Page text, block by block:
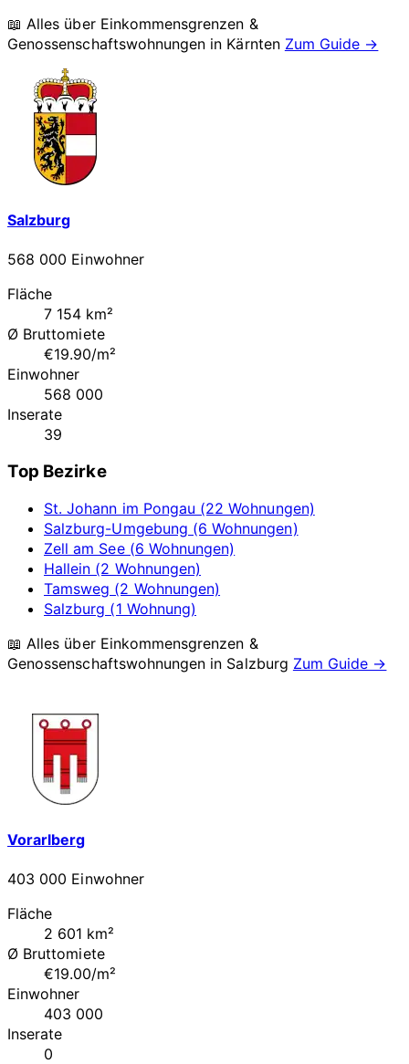
📖 Alles über Einkommensgrenzen &
Genossenschaftswohnungen in Kärnten Zum Guide →
Salzburg
568 000 Einwohner
Fläche
7 154 km²
Ø Bruttomiete
€19.90/m²
Einwohner
568 000
Inserate
39
Top Bezirke
St. Johann im Pongau (22 Wohnungen)
Salzburg-Umgebung (6 Wohnungen)
Zell am See (6 Wohnungen)
Hallein (2 Wohnungen)
Tamsweg (2 Wohnungen)
Salzburg (1 Wohnung)
📖 Alles über Einkommensgrenzen &
Genossenschaftswohnungen in Salzburg Zum Guide →
Vorarlberg
403 000 Einwohner
Fläche
2 601 km²
Ø Bruttomiete
€19.00/m²
Einwohner
403 000
Inserate
0